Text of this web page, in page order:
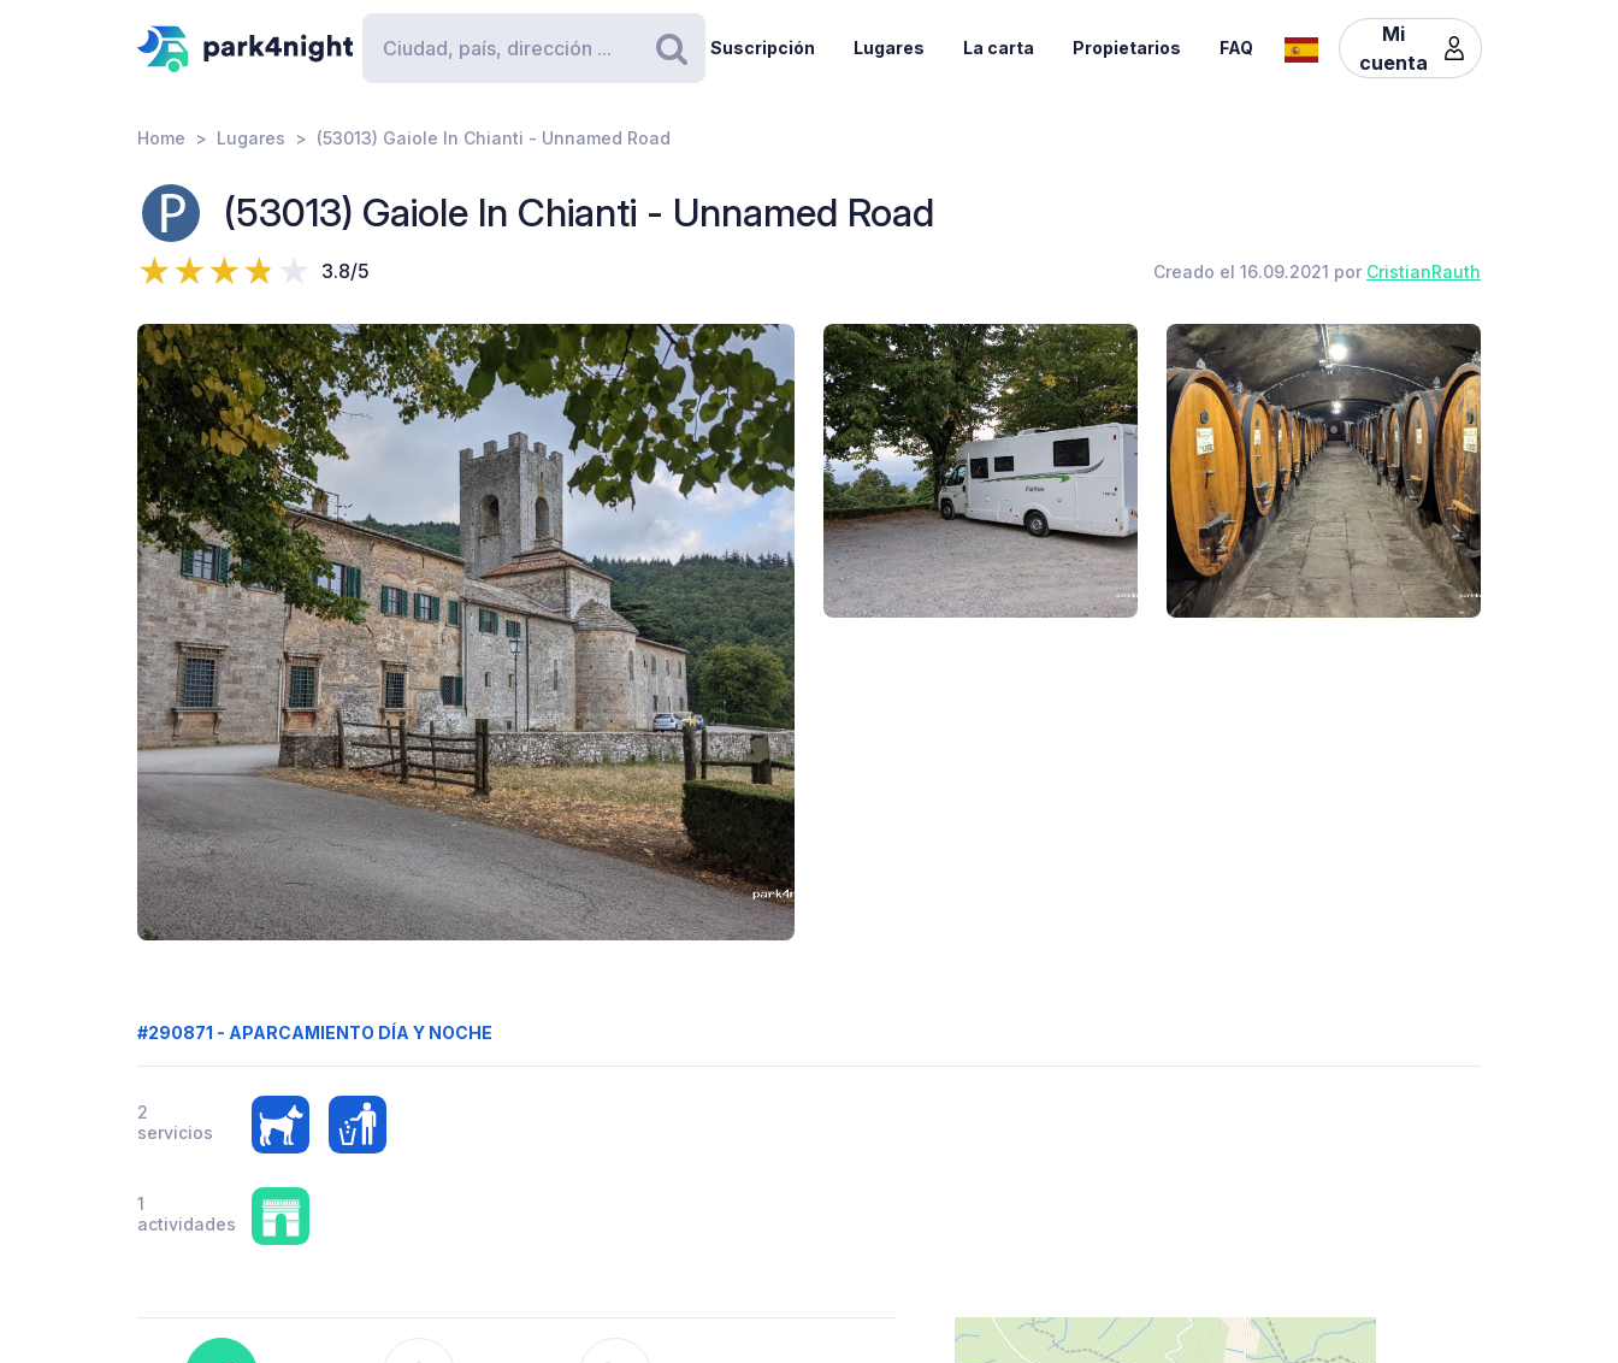
Buscar
Suscripción Lugares La carta Propietarios FAQ
Mi
cuenta
Home Lugares (53013) Gaiole In Chianti - Unnamed Road
(53013) Gaiole In Chianti - Unnamed Road
3.8/5 Creado el 16.09.2021 por CristianRauth
#290871 - APARCAMIENTO DÍA Y NOCHE
2
servicios
1
actividades